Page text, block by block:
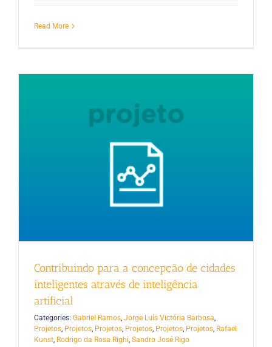
Read More
Contribuindo para a concepção de cidades
inteligentes através de inteligência
artificial
Categories: Gabriel Ramos, Jorge Luís Victória Barbosa,
Projetos, Projetos, Projetos, Projetos, Projetos, Projetos, Rafael
Kunst, Rodrigo da Rosa Righi, Sandro José Rigo